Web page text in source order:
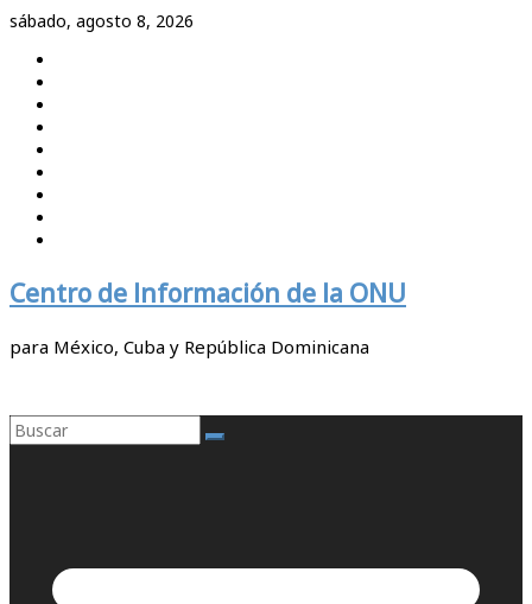
Saltar
contenido
sábado, agosto 8, 2026
Centro de Información de la ONU
para México, Cuba y República Dominicana